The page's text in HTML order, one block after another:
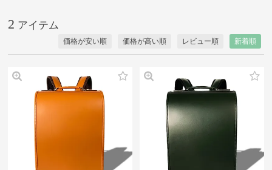
価格が安い順 価格が高い順 レビュー順 新着順
2